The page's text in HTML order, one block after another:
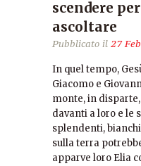
scendere
ascoltare
Pubblicato il 27
In quel tempo,
Giacomo e
monte, in
davanti a loro e le
splendenti,
sulla terra
apparve loro Elia